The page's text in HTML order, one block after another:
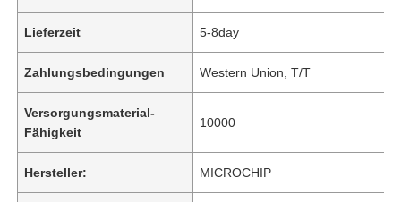
Lieferzeit 5-8day
Zahlungsbedingungen Western Union, T/T
Versorgungsmaterial-
Fähigkeit
10000
Hersteller: MICROCHIP